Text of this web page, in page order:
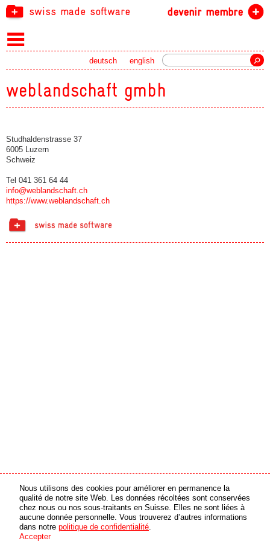
swiss made software devenir membre
english
deutsch
weblandschaft gmbh
Studhaldenstrasse 37
6005 Luzern
Schweiz
Tel 041 361 64 44
info@weblandschaft.ch
https://www.weblandschaft.ch
partenaire média
© 2026 swiss made software GmbH, Suisse - tous droits réservés
partenaire en ligne
Nous utilisons des cookies pour améliorer en permanence la
qualité de notre site Web. Les données récoltées sont conservées
chez nous ou nos sous-traitants en Suisse. Elles ne sont liées à
aucune donnée personnelle. Vous trouverez d’autres informations
dans notre politique de confidentialité.
Accepter